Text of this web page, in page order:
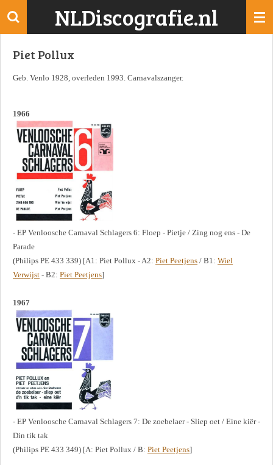
Ga
de
NLDiscografie.nl
Piet Pollux
Geb. Venlo 1928, overleden 1993. Carnavalszanger.
1966
- EP Venloosche Carnaval Schlagers 6: Floep - Pietje / Zing nog ens - De
Parade
(Philips PE 433 339) [A1: Piet Pollux - A2: Piet Peetjens / B1: Wiel
Verwijst - B2: Piet Peetjens]
1967
- EP Venloosche Carnaval Schlagers 7: De zoebelaer - Sliep oet / Eine kiër -
Din tik tak
(Philips PE 433 349) [A: Piet Pollux / B: Piet Peetjens]